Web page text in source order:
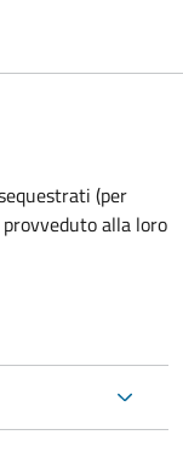
(per
alla loro